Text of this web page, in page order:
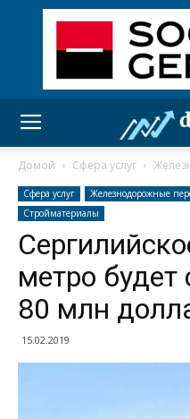
Домой Сфера услуг
Сфера услуг Железнодорожные
Стройматериалы
метро будет
80 млн
15.02.2019